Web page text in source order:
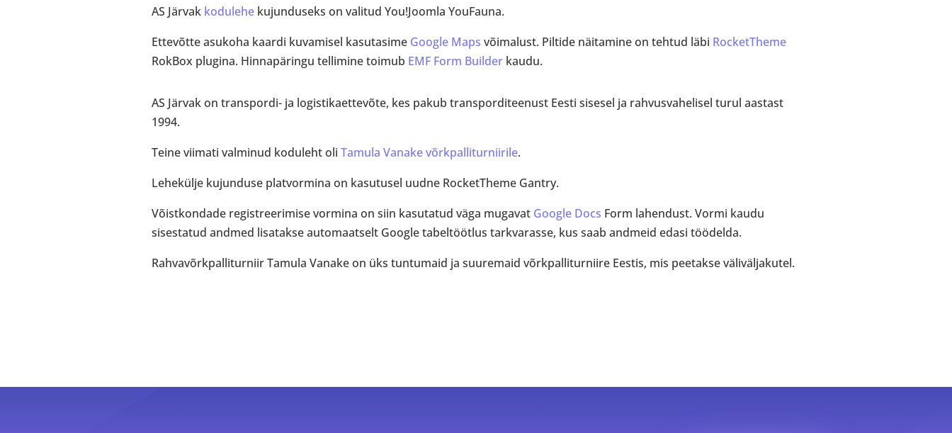
AS Järvak kodulehe kujunduseks on valitud You!Joomla YouFauna.
Ettevõtte asukoha kaardi kuvamisel kasutasime Google Maps võimalust. Piltide näitamine on tehtud läbi RocketTheme
RokBox plugina. Hinnapäringu tellimine toimub EMF Form Builder kaudu.
AS Järvak on transpordi- ja logistikaettevõte, kes pakub transporditeenust Eesti sisesel ja rahvusvahelisel turul aastast
1994.
Teine viimati valminud koduleht oliTamula Vanake võrkpalliturniirile.
Lehekülje kujunduse platvormina on kasutusel uudne RocketTheme Gantry.
Võistkondade registreerimise vormina on siin kasutatud väga mugavat Google Docs Form lahendust. Vormi kaudu
sisestatud andmed lisatakse automaatselt Google tabeltöötlus tarkvarasse, kus saab andmeid edasi töödelda.
Rahvavõrkpalliturniir Tamula Vanake on üks tuntumaid ja suuremaid võrkpalliturniire Eestis, mis peetakse väliväljakutel.